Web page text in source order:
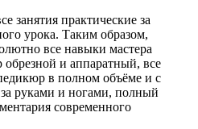
занятия практические за
урока. Таким образом,
все навыки мастера
и аппаратный, все
в полном объёме и с
руками и ногами, полный
современного